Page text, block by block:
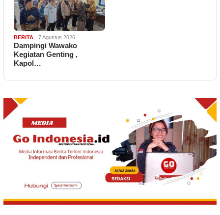
BERITA 7 Agustus 2026
Dampingi Wawako
Kegiatan Genting ,
Kapol…